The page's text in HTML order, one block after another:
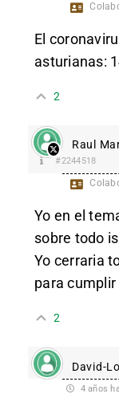
El
asturianas:
2
Raul
#2244518
Yo en el
sobre todo
Yo cerraria
para cumplir
2
David-
4 años